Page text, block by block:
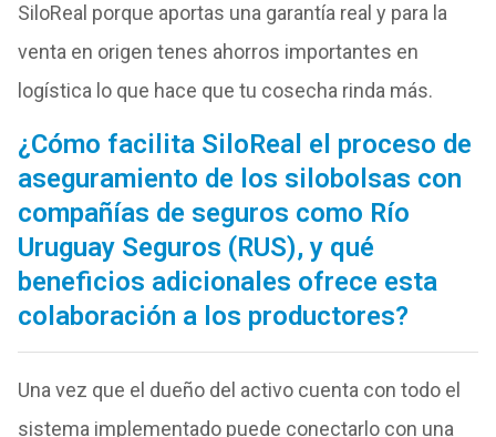
SiloReal porque aportas una garantía real y para la
venta en origen tenes ahorros importantes en
logística lo que hace que tu cosecha rinda más.
¿Cómo facilita SiloReal el proceso de
aseguramiento de los silobolsas con
compañías de seguros como Río
Uruguay Seguros (RUS), y qué
beneficios adicionales ofrece esta
colaboración a los productores?
Una vez que el dueño del activo cuenta con todo el
sistema implementado puede conectarlo con una